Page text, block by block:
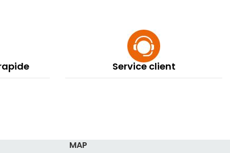
Service client
MAP